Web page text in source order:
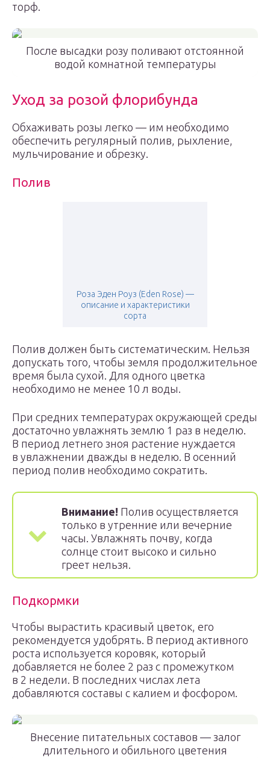
торф.
После высадки розу поливают отстоянной
водой комнатной температуры
Уход за розой флорибунда
Обхаживать розы легко — им необходимо
обеспечить регулярный полив, рыхление,
мульчирование и обрезку.
Полив
Роза Эден Роуз (Eden Rose) —
описание и характеристики
сорта
Полив должен быть систематическим. Нельзя
допускать того, чтобы земля продолжительное
время была сухой. Для одного цветка
необходимо не менее 10 л воды.
При средних температурах окружающей среды
достаточно увлажнять землю 1 раз в неделю.
В период летнего зноя растение нуждается
в увлажнении дважды в неделю. В осенний
период полив необходимо сократить.
Внимание! Полив осуществляется
только в утренние или вечерние
часы. Увлажнять почву, когда
солнце стоит высоко и сильно
греет нельзя.
Подкормки
Чтобы вырастить красивый цветок, его
рекомендуется удобрять. В период активного
роста используется коровяк, который
добавляется не более 2 раз с промежутком
в 2 недели. В последних числах лета
добавляются составы с калием и фосфором.
Внесение питательных составов — залог
длительного и обильного цветения